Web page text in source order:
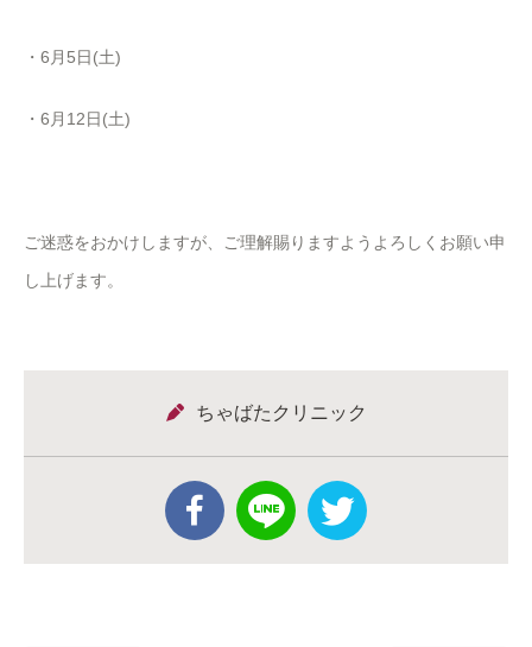
・6月5日(土)
・6月12日(土)
ご迷惑をおかけしますが、ご理解賜りますようよろしくお願い申
し上げます。
ちゃばたクリニック